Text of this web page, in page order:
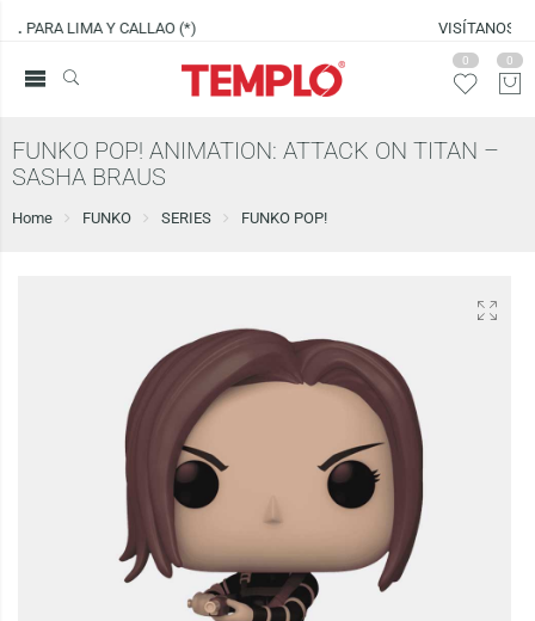
CENCO LIMA SUR
0 0
FUNKO POP! ANIMATION: ATTACK ON TITAN –
SASHA BRAUS
Home FUNKO SERIES FUNKO POP!